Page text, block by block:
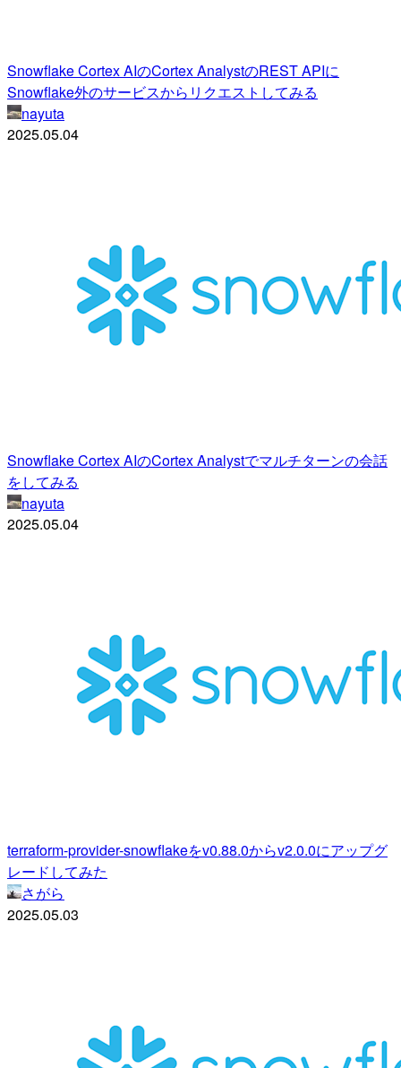
Snowflake Cortex AIのCortex AnalystのREST APIに
Snowflake外のサービスからリクエストしてみる
nayuta
2025.05.04
Snowflake Cortex AIのCortex Analystでマルチターンの会話
をしてみる
nayuta
2025.05.04
terraform-provider-snowflakeをv0.88.0からv2.0.0にアップグ
レードしてみた
さがら
2025.05.03